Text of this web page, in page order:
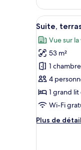
de
chambre
Suite
Afficher
toutes
les
photos
pour
ce
type
de
chambre :
Suite,
11
Suite,
Vue sur la
53 m²
1 chambre
4
1 grand
Wi-Fi
Plus de
Plus